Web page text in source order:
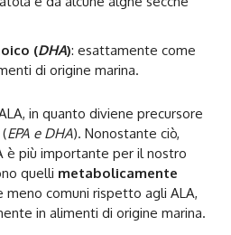
(DHA): esattamente come
di origine marina.
in quanto diviene precursore
EPA e DHA). Nonostante ciò,
è più importante per il nostro
quelli metabolicamente
meno comuni rispetto agli ALA,
in alimenti di origine marina.